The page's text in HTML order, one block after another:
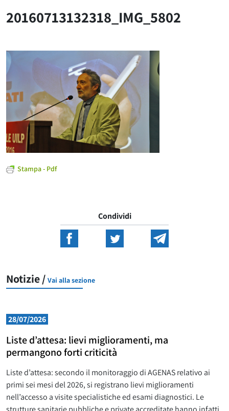
20160713132318_IMG_5802
Stampa - Pdf
Condividi
Notizie / Vai alla sezione
28/07/2026
Liste d’attesa: lievi miglioramenti, ma
permangono forti criticità
Liste d’attesa: secondo il monitoraggio di AGENAS relativo ai
primi sei mesi del 2026, si registrano lievi miglioramenti
nell’accesso a visite specialistiche ed esami diagnostici. Le